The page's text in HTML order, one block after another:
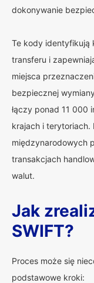
dokonywanie
Te kody identyfikują
transferu i
miejsca
bezpiecznej
łączy ponad 11 000
krajach i terytoriach.
międzynarodowych
transakcjach
walut.
Jak
SWIFT?
Proces może się
podstawowe kroki: